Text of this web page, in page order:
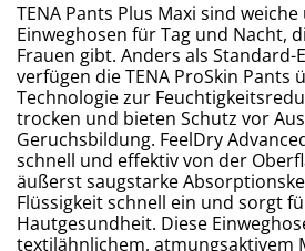
TENA Pants Plus Maxi sind
Einweghosen für Tag und Nacht,
Frauen gibt. Anders als Standard-
verfügen die TENA ProSkin Pants
Technologie zur
trocken und bieten Schutz vor
Geruchsbildung. FeelDry
schnell und effektiv von der
äußerst saugstarke
Flüssigkeit schnell ein und sorgt
Hautgesundheit. Diese
textilähnlichem, atmungsaktivem